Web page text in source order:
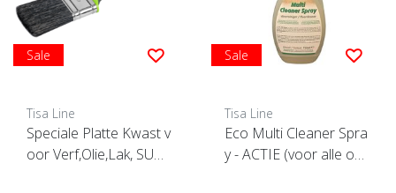
Sale
Tisa Line
Speciale Platte Kwast v
oor Verf,Olie,Lak, SUPE
Sale
Tisa Line
Eco Multi Cleaner Spra
y - ACTIE (voor alle op